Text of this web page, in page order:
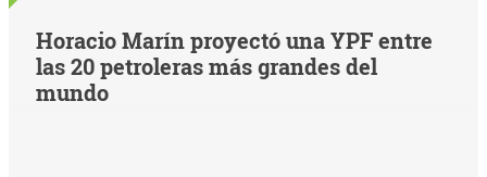
Horacio Marín proyectó una YPF entre
las 20 petroleras más grandes del
mundo